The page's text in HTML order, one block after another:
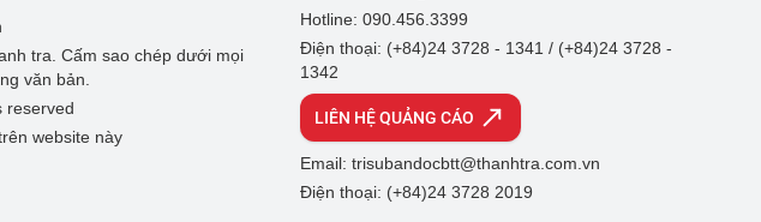
tra. Cấm sao chép dưới mọi
văn bản.
reserved
website này
Hotline: 090.456.3399
Điện thoại: (+84)24 3728 - 1341 / (+84)24 3728 -
1342
LIÊN HỆ QUẢNG CÁO
Email: trisubandocbtt@thanhtra.com.vn
Điện thoại: (+84)24 3728 2019